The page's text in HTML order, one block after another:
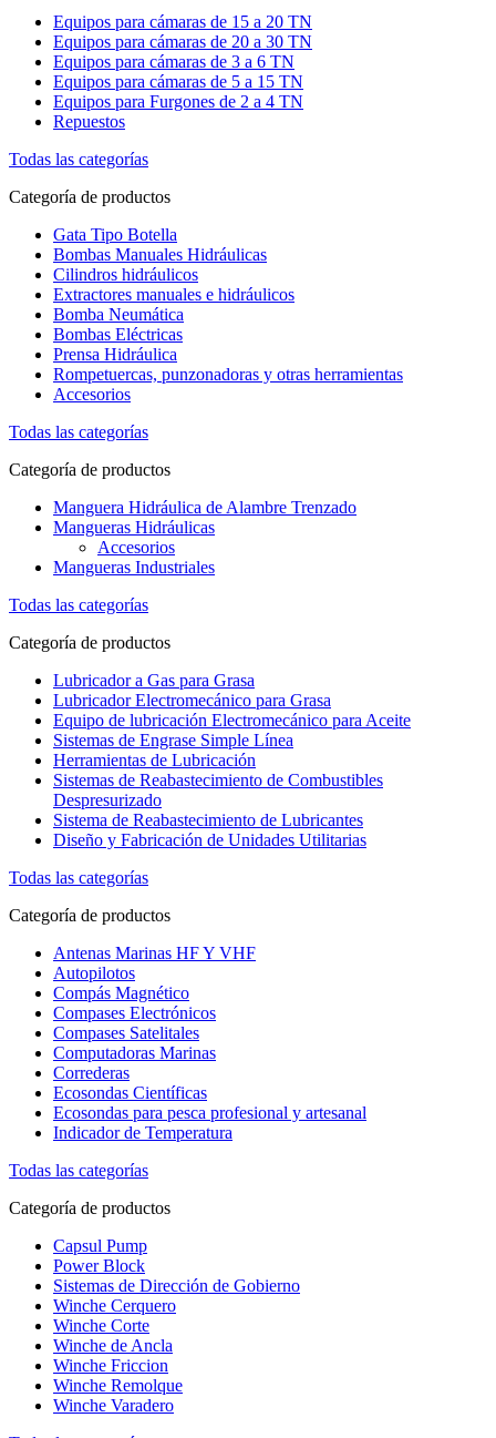
Equipos para cámaras de 15 a 20 TN
Equipos para cámaras de 20 a 30 TN
Equipos para cámaras de 3 a 6 TN
Equipos para cámaras de 5 a 15 TN
Equipos para Furgones de 2 a 4 TN
Repuestos
Todas las categorías
Categoría de productos
Gata Tipo Botella
Bombas Manuales Hidráulicas
Cilindros hidráulicos
Extractores manuales e hidráulicos
Bomba Neumática
Bombas Eléctricas
Prensa Hidráulica
Rompetuercas, punzonadoras y otras herramientas
Accesorios
Todas las categorías
Categoría de productos
Manguera Hidráulica de Alambre Trenzado
Mangueras Hidráulicas
Accesorios
Mangueras Industriales
Todas las categorías
Categoría de productos
Lubricador a Gas para Grasa
Lubricador Electromecánico para Grasa
Equipo de lubricación Electromecánico para Aceite
Sistemas de Engrase Simple Línea
Herramientas de Lubricación
Sistemas de Reabastecimiento de Combustibles
Despresurizado
Sistema de Reabastecimiento de Lubricantes
Diseño y Fabricación de Unidades Utilitarias
Todas las categorías
Categoría de productos
Antenas Marinas HF Y VHF
Autopilotos
Compás Magnético
Compases Electrónicos
Compases Satelitales
Computadoras Marinas
Correderas
Ecosondas Científicas
Ecosondas para pesca profesional y artesanal
Indicador de Temperatura
Todas las categorías
Categoría de productos
Capsul Pump
Power Block
Sistemas de Dirección de Gobierno
Winche Cerquero
Winche Corte
Winche de Ancla
Winche Friccion
Winche Remolque
Winche Varadero